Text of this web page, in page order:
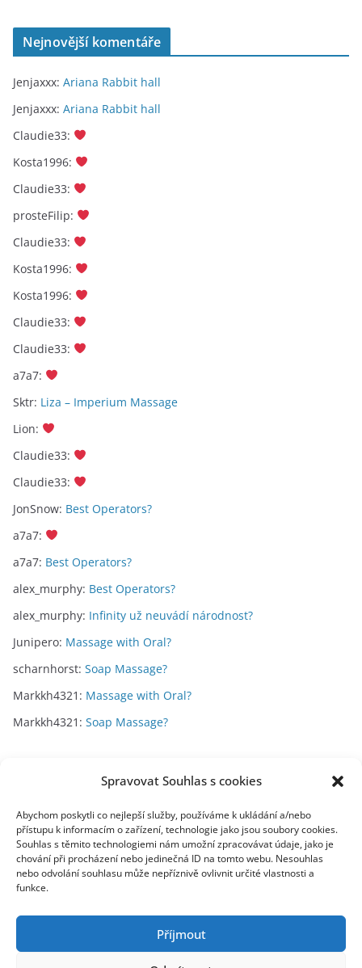
Spravovat Souhlas s cookies
Abychom poskytli co nejlepší služby, používáme k ukládání a/nebo
přístupu k informacím o zařízení, technologie jako jsou soubory cookies.
Souhlas s těmito technologiemi nám umožní zpracovávat údaje, jako je
chování při procházení nebo jedinečná ID na tomto webu. Nesouhlas
nebo odvolání souhlasu může nepříznivě ovlivnit určité vlastnosti a
funkce.
Příjmout
Nejnovější komentáře
Jenjaxxx: Ariana Rabbit hall
Jenjaxxx: Ariana Rabbit hall
Claudie33:
Kosta1996:
Claudie33:
prosteFilip:
Claudie33:
Kosta1996:
Kosta1996:
Claudie33:
Claudie33:
a7a7:
Sktr: Liza – Imperium Massage
Lion:
Claudie33:
Claudie33:
JonSnow: Best Operators?
a7a7:
a7a7: Best Operators?
alex_murphy: Best Operators?
alex_murphy: Infinity už neuvádí národnost?
Junipero: Massage with Oral?
scharnhorst: Soap Massage?
Markkh4321 : Massage with Oral?
Markkh4321 : Soap Massage?
A
c
h toplist